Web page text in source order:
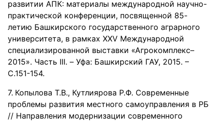
развитии АПК: материалы международной научно-
практической конференции, посвященной 85-
летию Башкирского государственного аграрного
университета, в рамках XXV Международной
специализированной выставки «Агрокомплекс–
2015». Часть III. – Уфа: Башкирский ГАУ, 2015. –
С.151-154.
Копылова Т.В., Кутлиярова Р.Ф. Современные
проблемы развития местного самоуправления в РБ
// Направления модернизации современного